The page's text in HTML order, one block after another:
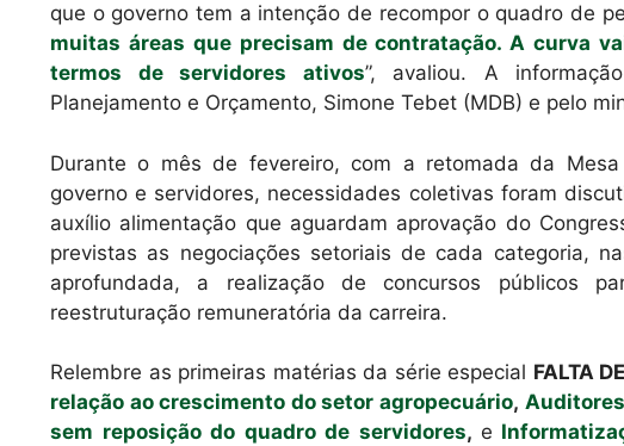
que o governo tem a intenção de recompor o quadro de
muitas áreas que precisam de contratação. A curva
termos de servidores ativos”, avaliou. A
Planejamento e Orçamento, Simone Tebet (MDB) e pelo
Durante o mês de fevereiro, com a retomada da
governo e servidores, necessidades coletivas foram
auxílio alimentação que aguardam aprovação do
previstas as negociações setoriais de cada categoria,
aprofundada, a realização de concursos públicos
reestruturação remuneratória da carreira.
Relembre as primeiras matérias da série especial FALTA
relação ao crescimento do setor agropecuário,
sem reposição do quadro de servidores, e